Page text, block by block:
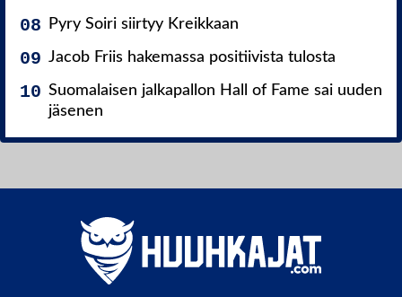
Pyry Soiri siirtyy Kreikkaan
Jacob Friis hakemassa positiivista tulosta
Suomalaisen jalkapallon Hall of Fame sai uuden
jäsenen